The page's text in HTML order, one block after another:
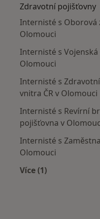
Zdravotní pojišťovny
Internisté s
Olomouci
Internisté s
Olomouci
Internisté s
vnitra ČR v Olomouci
Internisté s Revírní
pojišťovna v
Internisté s
Olomouci
Více (1)